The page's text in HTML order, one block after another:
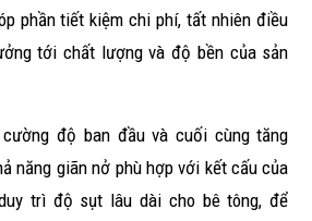
phần tiết kiệm chi phí, tất nhiên điều
tới chất lượng và độ bền của sản
độ ban đầu và cuối cùng tăng
năng giãn nở phù hợp với kết cấu của
trì độ sụt lâu dài cho bê tông, để